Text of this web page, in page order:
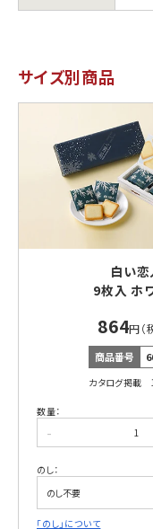
サイズ別商品
白い恋
9枚入 ホ
864円（
商品番号
カタログ掲載
数量：
-
のし：
「のし」について